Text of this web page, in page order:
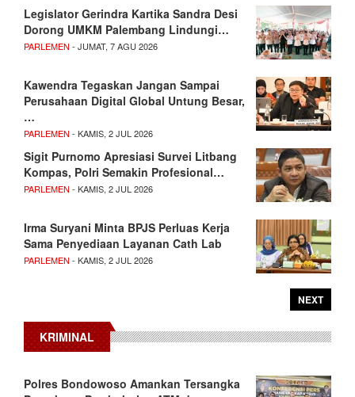
Legislator Gerindra Kartika Sandra Desi
Dorong UMKM Palembang Lindungi…
PARLEMEN - JUMAT, 7 AGU 2026
Kawendra Tegaskan Jangan Sampai
Perusahaan Digital Global Untung Besar,
…
PARLEMEN - KAMIS, 2 JUL 2026
Sigit Purnomo Apresiasi Survei Litbang
Kompas, Polri Semakin Profesional…
PARLEMEN - KAMIS, 2 JUL 2026
Irma Suryani Minta BPJS Perluas Kerja
Sama Penyediaan Layanan Cath Lab
PARLEMEN - KAMIS, 2 JUL 2026
NEXT
KRIMINAL
Polres Bondowoso Amankan Tersangka